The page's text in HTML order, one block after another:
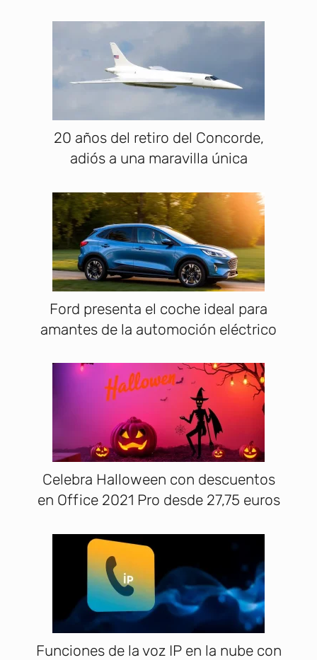
20 años del retiro del Concorde,
adiós a una maravilla única
Ford presenta el coche ideal para
amantes de la automoción eléctrico
Celebra Halloween con descuentos
en Office 2021 Pro desde 27,75 euros
Funciones de la voz IP en la nube con